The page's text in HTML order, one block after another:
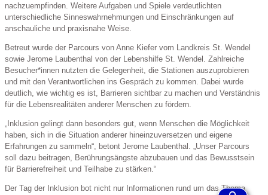
nachzuempfinden. Weitere Aufgaben und Spiele verdeutlichten
unterschiedliche Sinneswahrnehmungen und Einschränkungen auf
anschauliche und praxisnahe Weise.
Betreut wurde der Parcours von Anne Kiefer vom Landkreis St. Wendel
sowie Jerome Laubenthal von der Lebenshilfe St. Wendel. Zahlreiche
Besucher*innen nutzten die Gelegenheit, die Stationen auszuprobieren
und mit den Verantwortlichen ins Gespräch zu kommen. Dabei wurde
deutlich, wie wichtig es ist, Barrieren sichtbar zu machen und Verständnis
für die Lebensrealitäten anderer Menschen zu fördern.
„Inklusion gelingt dann besonders gut, wenn Menschen die Möglichkeit
haben, sich in die Situation anderer hineinzuversetzen und eigene
Erfahrungen zu sammeln“, betont Jerome Laubenthal. „Unser Parcours
soll dazu beitragen, Berührungsängste abzubauen und das Bewusstsein
für Barrierefreiheit und Teilhabe zu stärken.“
Der Tag der Inklusion bot nicht nur Informationen rund um das Thema